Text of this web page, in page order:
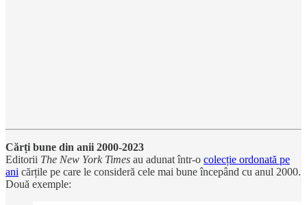
Cărți bune din anii 2000-2023
Editorii The New York Times au adunat într-o colecție ordonată pe
ani cărțile pe care le consideră cele mai bune începând cu anul 2000.
Două exemple: